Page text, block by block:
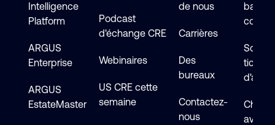
Intelligence
Platform
ARGUS
Enterprise
ARGUS
EstateMaster
Podcast
d'échange CRE
Webinaires
US CRE cette
semaine
de nous
Carrières
Des
bureaux
Contactez-
nous
base
ticket
Chat
avec